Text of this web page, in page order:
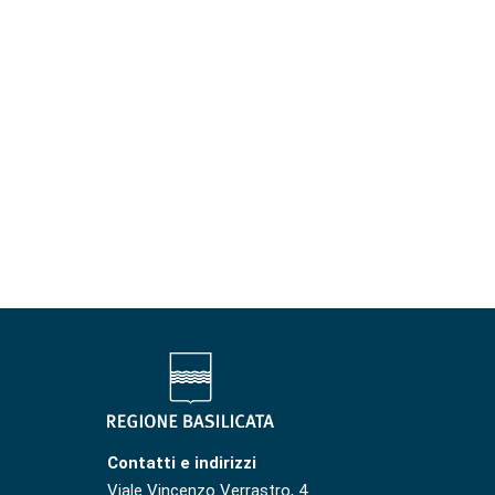
Contatti e indirizzi
Viale Vincenzo Verrastro, 4